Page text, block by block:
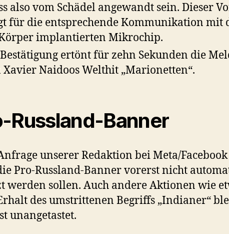
also vom Schädel angewandt sein. Dieser
für die entsprechende Kommunikation mit
implantierten Mikrochip.
ertönt für zehn Sekunden die
Xavier Naidoos Welthit „Marionetten“.
Russland-Banner
unserer Redaktion bei Meta/
Pro-Russland-Banner vorerst nicht
werden sollen. Auch andere Aktionen wie
des umstrittenen Begriffs „Indianer“
unangetastet.